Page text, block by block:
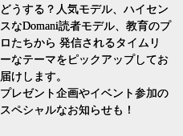
どうする？人気モデル、ハイセン
スなDomani読者モデル、教育のプ
ロたちから 発信されるタイムリ
ーなテーマをピックアップしてお
届けします。
プレゼント企画やイベント参加の
スペシャルなお知らせも！